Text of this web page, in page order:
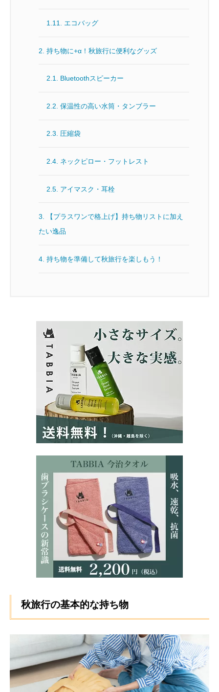
1.11. エコバッグ
2.持ち物に+α！秋旅行に便利なグッズ
2.1. Bluetoothスピーカー
2.2.保温性の高い水筒・タンブラー
2.3. 圧縮袋
2.4. ネックピロー・フットレスト
2.5. アイマスク・耳栓
3.
【プラスワンで格上げ】持ち物リストに加え
たい逸品
4.持ち物を準備して秋旅行を楽しもう！
秋旅行の基本的な持ち物